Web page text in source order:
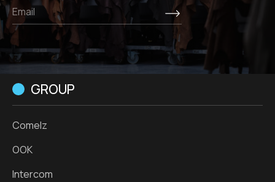
GROUP
Comelz
OOK
Intercom